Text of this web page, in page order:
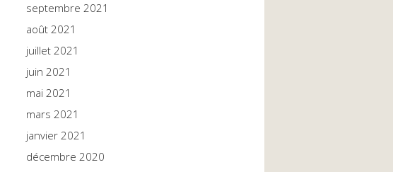
septembre 2021
août 2021
juillet 2021
juin 2021
mai 2021
mars 2021
janvier 2021
décembre 2020